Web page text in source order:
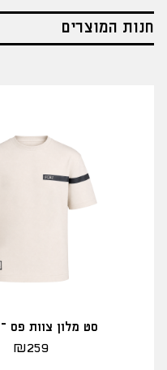
חנות המוצרים
סט מלון צוות פס – FCBJ
₪259